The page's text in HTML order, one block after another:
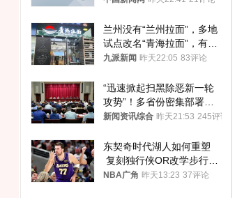
兰州没有“兰州拉面”，多地
试点改名“青海拉面”，有商
家改名已两年
九派新闻 昨天22:05 83评论
“迅速掀起扫黑除恶新一轮
攻势”！多省份密集部署，
公布举报方式
新闻资讯综合 昨天21:53 245评论
东契奇时代湖人如何重塑
复刻独行侠OR改学步行
者？
NBA广角 昨天13:23 37评论